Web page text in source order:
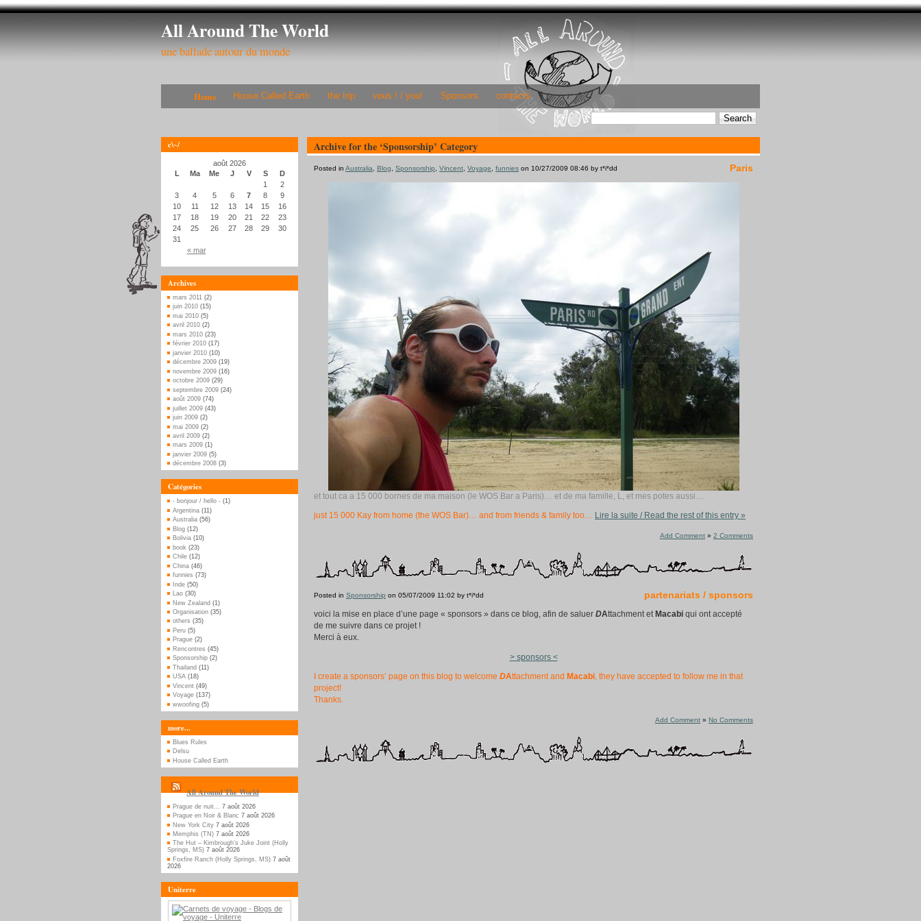
All Around The World
une ballade autour du monde
Home House Called Earth the trip vous ! / you! Sponsors contacts
c\~/
août 2026
L
Ma Me J V S D
« mar
1
2
3
4 5 6 7 8
9
10
11 12 13 14 15
16
17
18 19 20 21 22
23
24
25 26 27 28 29
30
31
Archives
mars 2011 (2)
juin 2010 (15)
mai 2010 (5)
avril 2010 (2)
mars 2010 (23)
février 2010 (17)
janvier 2010 (10)
décembre 2009 (19)
novembre 2009 (16)
octobre 2009 (29)
septembre 2009 (24)
août 2009 (74)
juillet 2009 (43)
juin 2009 (2)
mai 2009 (2)
avril 2009 (2)
mars 2009 (1)
janvier 2009 (5)
décembre 2008 (3)
Catégories
- bonjour / hello - (1)
Argentina (11)
Australia (56)
Blog (12)
Bolivia (10)
book (23)
Chile (12)
China (46)
funnies (73)
Inde (50)
Lao (30)
New Zealand (1)
Organisation (35)
others (35)
Peru (5)
Prague (2)
Rencontres (45)
Sponsorship (2)
Thailand (11)
USA (18)
Vincent (49)
Voyage (137)
wwoofing (5)
more...
Blues Rules
Delsu
House Called Earth
All Around The World
Prague de nuit…
7 août 2026
Prague en Noir & Blanc 7 août 2026
New York City 7 août 2026
Memphis (TN) 7 août 2026
The Hut – Kimbrough’s Juke Joint (Holly
Springs, MS) 7 août 2026
Foxfire Ranch (Holly Springs, MS) 7 août
2026
Uniterre
Archive for the ‘Sponsorship’ Category
Paris
Posted in Australia Blog Sponsorship Vincent Voyage funnies on 10/27/2009 08:46 by t*i*dd
et tout ca a 15 000 bornes de ma maison (le WOS Bar a Paris)… et de ma famille, L, et mes potes aussi…
just 15 000 Kay from home (the WOS Bar)… and from friends & family too… Lire la suite / Read the rest of this entry »
Add Comment » 2 Comments
partenariats / sponsors
Posted in Sponsorship on 05/07/2009 11:02 by t*i*dd
voici la mise en place d’une page « sponsors » dans ce blog, afin de saluer DAttachment et Macabi qui ont accepté
de me suivre dans ce projet !
Merci à eux.
> sponsors <
I create a sponsors’ page on this blog to welcome DAttachment and Macabi , they have accepted to follow me in that
project!
Thanks.
Add Comment » No Comments